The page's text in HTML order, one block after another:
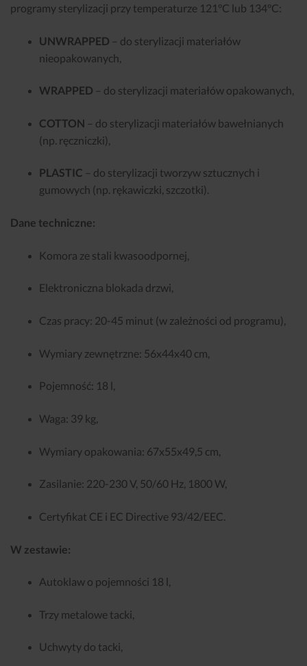
programy sterylizacji przy temperaturze 121°C lub 134°C:
UNWRAPPED – do sterylizacji materiałów
nieopakowanych,
WRAPPED – do sterylizacji materiałów opakowanych,
COTTON – do sterylizacji materiałów bawełnianych
(np. ręczniczki),
PLASTIC – do sterylizacji tworzyw sztucznych i
gumowych (np. rękawiczki, szczotki).
Dane techniczne:
Komora ze stali kwasoodpornej,
Elektroniczna blokada drzwi,
Czas pracy: 20-45 minut (w zależności od programu),
Wymiary zewnętrzne: 56x44x40 cm,
Pojemność: 18 l,
Waga: 39 kg,
Wymiary opakowania: 67x55x49,5 cm,
Zasilanie: 220-230 V, 50/60 Hz, 1800 W,
Certyfikat CE i EC Directive 93/42/EEC.
W zestawie:
Autoklaw o pojemności 18 l,
Trzy metalowe tacki,
Uchwyty do tacki,